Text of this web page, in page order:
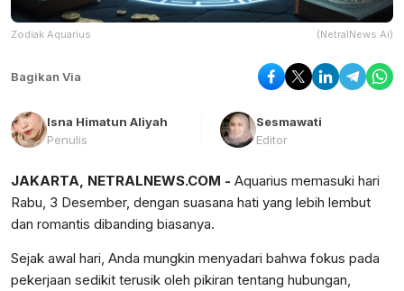
Zodiak Aquarius (NetralNews Ai)
Bagikan Via
Isna Himatun Aliyah
Penulis
Sesmawati
Editor
JAKARTA, NETRALNEWS.COM - Aquarius memasuki hari
Rabu, 3 Desember, dengan suasana hati yang lebih lembut
dan romantis dibanding biasanya.
Sejak awal hari, Anda mungkin menyadari bahwa fokus pada
pekerjaan sedikit terusik oleh pikiran tentang hubungan,